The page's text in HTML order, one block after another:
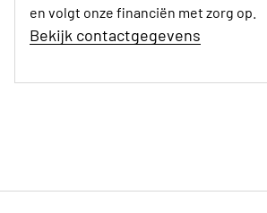
en volgt onze financiën met zorg op.
Bekijk contactgegevens